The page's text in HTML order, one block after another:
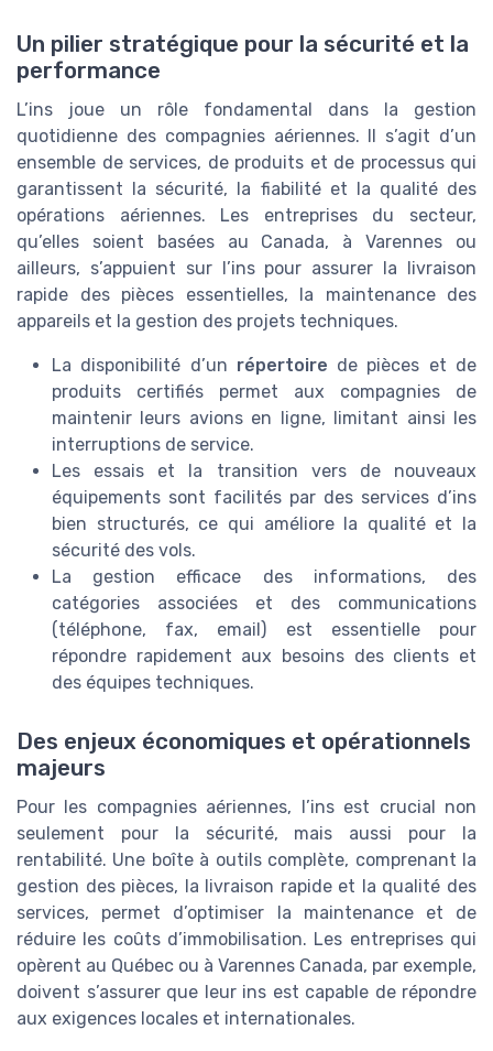
Un pilier stratégique pour la sécurité et la
performance
L’ins joue un rôle fondamental dans la gestion
quotidienne des compagnies aériennes. Il s’agit d’un
ensemble de services, de produits et de processus qui
garantissent la sécurité, la fiabilité et la qualité des
opérations aériennes. Les entreprises du secteur,
qu’elles soient basées au Canada, à Varennes ou
ailleurs, s’appuient sur l’ins pour assurer la livraison
rapide des pièces essentielles, la maintenance des
appareils et la gestion des projets techniques.
La disponibilité d’un répertoire de pièces et de
produits certifiés permet aux compagnies de
maintenir leurs avions en ligne, limitant ainsi les
interruptions de service.
Les essais et la transition vers de nouveaux
équipements sont facilités par des services d’ins
bien structurés, ce qui améliore la qualité et la
sécurité des vols.
La gestion efficace des informations, des
catégories associées et des communications
(téléphone, fax, email) est essentielle pour
répondre rapidement aux besoins des clients et
des équipes techniques.
Des enjeux économiques et opérationnels
majeurs
Pour les compagnies aériennes, l’ins est crucial non
seulement pour la sécurité, mais aussi pour la
rentabilité. Une boîte à outils complète, comprenant la
gestion des pièces, la livraison rapide et la qualité des
services, permet d’optimiser la maintenance et de
réduire les coûts d’immobilisation. Les entreprises qui
opèrent au Québec ou à Varennes Canada, par exemple,
doivent s’assurer que leur ins est capable de répondre
aux exigences locales et internationales.